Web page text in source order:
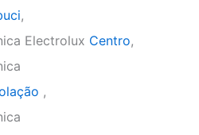
,
Electrolux Centro,
,